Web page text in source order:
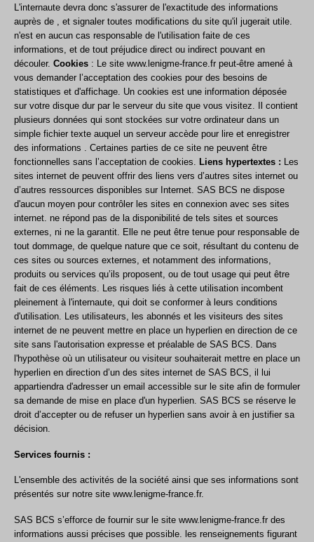
L'internaute devra donc s'assurer de l'exactitude des informations
auprès de , et signaler toutes modifications du site qu'il jugerait utile.
n'est en aucun cas responsable de l'utilisation faite de ces
informations, et de tout préjudice direct ou indirect pouvant en
découler. Cookies : Le site www.lenigme-france.fr peut-être amené à
vous demander l’acceptation des cookies pour des besoins de
statistiques et d'affichage. Un cookies est une information déposée
sur votre disque dur par le serveur du site que vous visitez. Il contient
plusieurs données qui sont stockées sur votre ordinateur dans un
simple fichier texte auquel un serveur accède pour lire et enregistrer
des informations . Certaines parties de ce site ne peuvent être
fonctionnelles sans l’acceptation de cookies. Liens hypertextes : Les
sites internet de peuvent offrir des liens vers d’autres sites internet ou
d’autres ressources disponibles sur Internet. SAS BCS ne dispose
d'aucun moyen pour contrôler les sites en connexion avec ses sites
internet. ne répond pas de la disponibilité de tels sites et sources
externes, ni ne la garantit. Elle ne peut être tenue pour responsable de
tout dommage, de quelque nature que ce soit, résultant du contenu de
ces sites ou sources externes, et notamment des informations,
produits ou services qu’ils proposent, ou de tout usage qui peut être
fait de ces éléments. Les risques liés à cette utilisation incombent
pleinement à l'internaute, qui doit se conformer à leurs conditions
d'utilisation. Les utilisateurs, les abonnés et les visiteurs des sites
internet de ne peuvent mettre en place un hyperlien en direction de ce
site sans l'autorisation expresse et préalable de SAS BCS. Dans
l'hypothèse où un utilisateur ou visiteur souhaiterait mettre en place un
hyperlien en direction d’un des sites internet de SAS BCS, il lui
appartiendra d'adresser un email accessible sur le site afin de formuler
sa demande de mise en place d'un hyperlien. SAS BCS se réserve le
droit d’accepter ou de refuser un hyperlien sans avoir à en justifier sa
décision.
Services fournis :
L'ensemble des activités de la société ainsi que ses informations sont
présentés sur notre site www.lenigme-france.fr.
SAS BCS s’efforce de fournir sur le site www.lenigme-france.fr des
informations aussi précises que possible. les renseignements figurant